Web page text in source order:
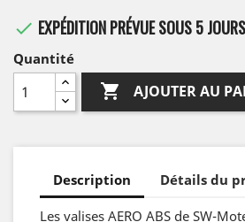
 EXPÉDITION PRÉVUE SOUS 5 JOURS
Quantité
 AJOUTER AU
Description Détails du
Les valises AERO ABS de SW-